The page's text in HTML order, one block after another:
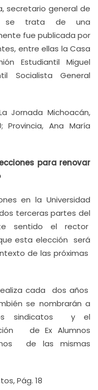
secretario general de
se trata de una
fue publicada por
entre ellas la Casa
Estudiantil Miguel
Socialista General
Jornada Michoacán,
Provincia, Ana María
para renovar
en la Universidad
terceras partes del
sentido el rector
esta elección será
de las próximas
cada dos años
se nombrarán a
sindicatos y el
de Ex Alumnos
de las mismas
Pág. 18